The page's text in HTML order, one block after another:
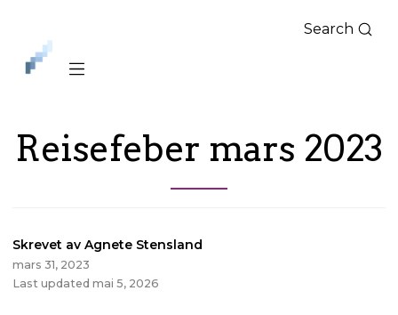
iLag
Nord
Norge
Search
Reisefeber mars 2023
Skrevet av Agnete Stensland
mars 31, 2023
Last updated mai 5, 2026